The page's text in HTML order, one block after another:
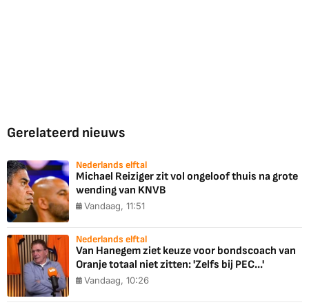
Gerelateerd nieuws
Nederlands elftal
Michael Reiziger zit vol ongeloof thuis na grote
wending van KNVB
Vandaag, 11:51
Nederlands elftal
Van Hanegem ziet keuze voor bondscoach van
Oranje totaal niet zitten: 'Zelfs bij PEC...'
Vandaag, 10:26